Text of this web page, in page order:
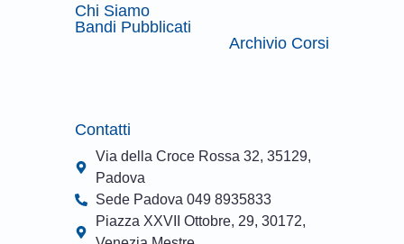
Chi Siamo
Bandi Pubblicati
Archivio Corsi
Contatti
Via della Croce Rossa 32, 35129,
Padova
Sede Padova 049 8935833
Piazza XXVII Ottobre, 29, 30172,